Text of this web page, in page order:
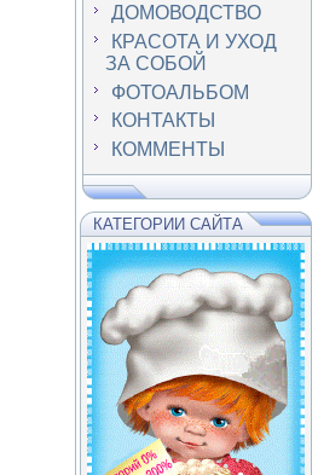
ДОМОВОДСТВО
КРАСОТА И УХОД
ЗА СОБОЙ
ФОТОАЛЬБОМ
КОНТАКТЫ
КОММЕНТЫ
КАТЕГОРИИ САЙТА